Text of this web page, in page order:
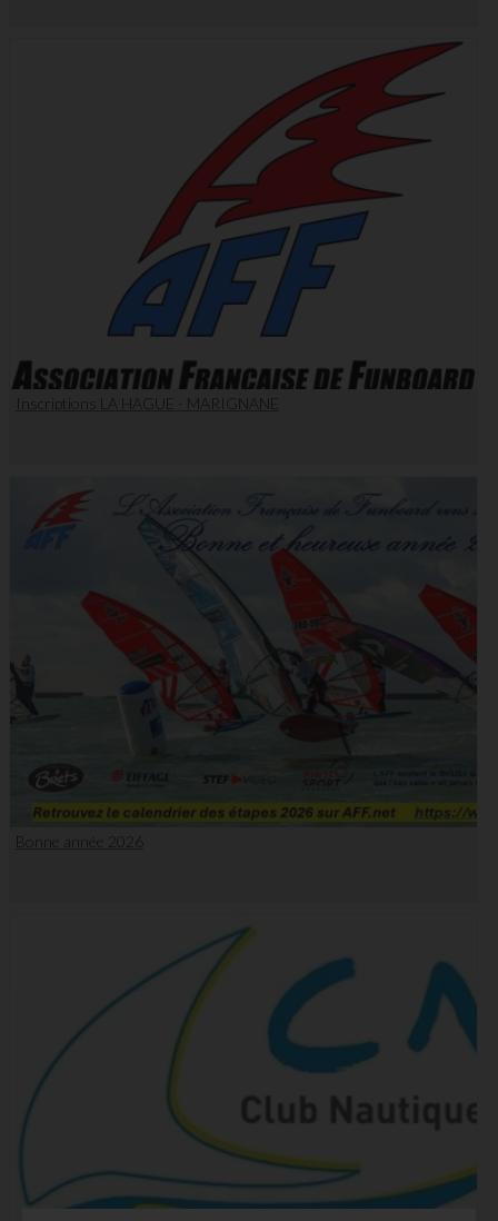
Inscriptions LA HAGUE - MARIGNANE
Bonne année 2026